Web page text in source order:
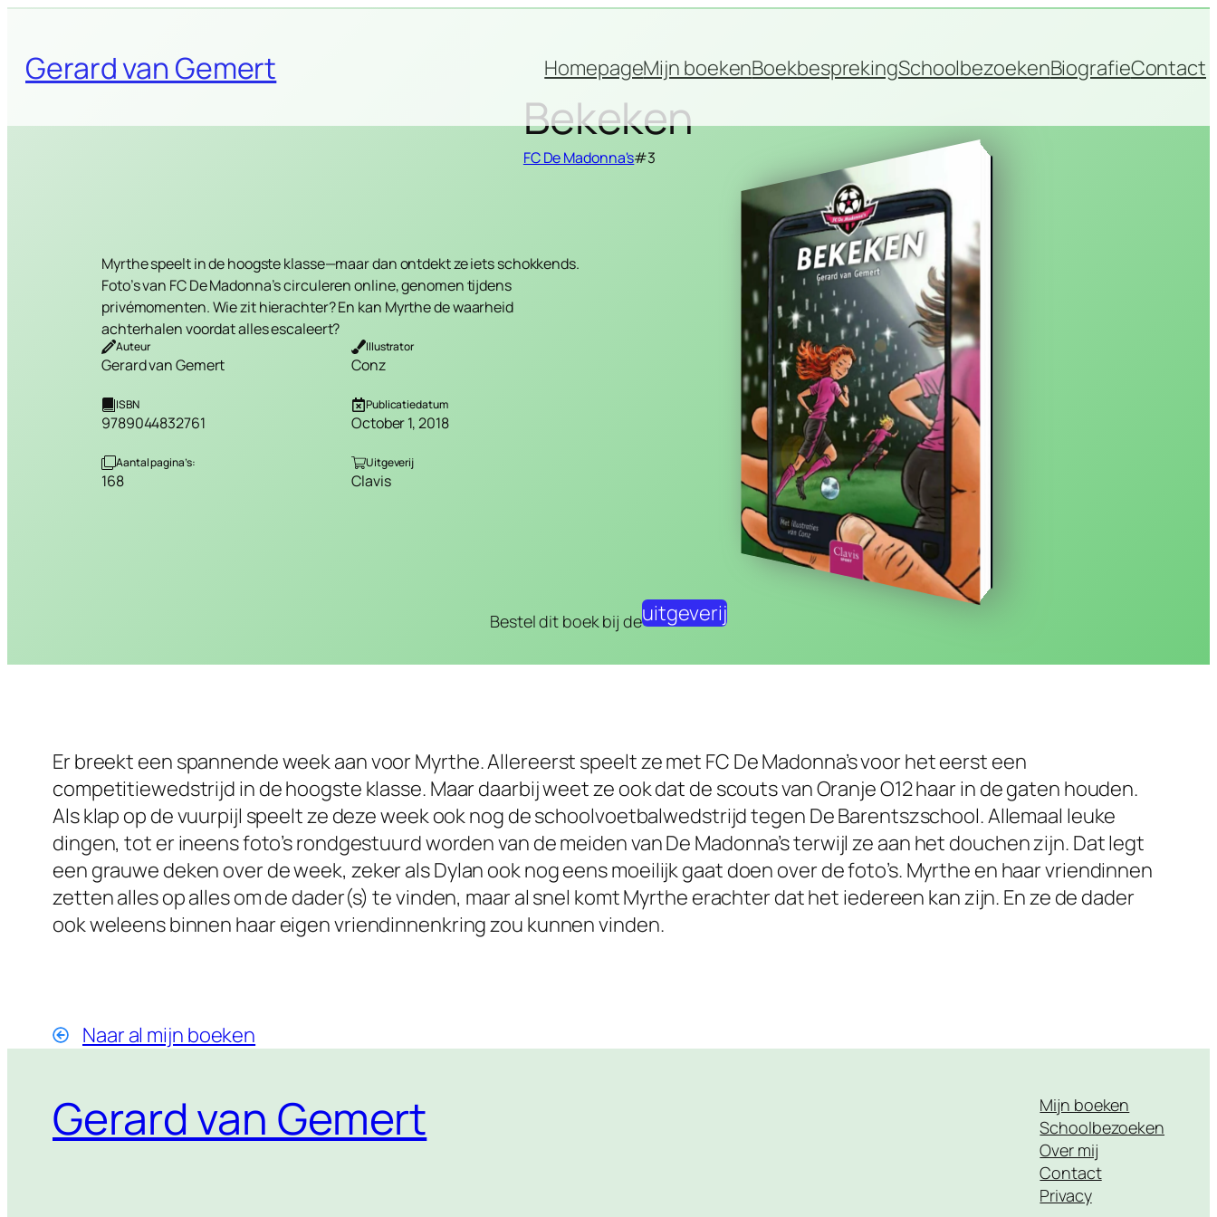
content
Gerard van Gemert HomepageMijn boekenBoekbesprekingSchoolbezoekenBiografieContact
Bekeken
FC De Madonna's#3
Myrthe speelt in de hoogste klasse—maar dan ontdekt ze iets schokkends.
Foto’s van FC De Madonna’s circuleren online, genomen tijdens
privémomenten. Wie zit hierachter? En kan Myrthe de waarheid
achterhalen voordat alles escaleert?
Auteur
Gerard van Gemert
Illustrator
Conz
ISBN
9789044832761
Publicatiedatum
October 1, 2018
Aantal pagina’s:
168
Uitgeverij
Clavis
Bestel dit boek bij deuitgeverij
Er breekt een spannende week aan voor Myrthe. Allereerst speelt ze met FC De Madonna’s voor het eerst een
competitiewedstrijd in de hoogste klasse. Maar daarbij weet ze ook dat de scouts van Oranje O12 haar in de gaten houden.
Als klap op de vuurpijl speelt ze deze week ook nog de schoolvoetbalwedstrijd tegen De Barentszschool. Allemaal leuke
dingen, tot er ineens foto’s rondgestuurd worden van de meiden van De Madonna’s terwijl ze aan het douchen zijn. Dat legt
een grauwe deken over de week, zeker als Dylan ook nog eens moeilijk gaat doen over de foto’s. Myrthe en haar vriendinnen
zetten alles op alles om de dader(s) te vinden, maar al snel komt Myrthe erachter dat het iedereen kan zijn. En ze de dader
ook weleens binnen haar eigen vriendinnenkring zou kunnen vinden.
Naar al mijn boeken
Gerard van Gemert
Mijn boeken
Schoolbezoeken
Over mij
Contact
Privacy